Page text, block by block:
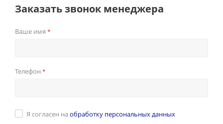
Заказать звонок менеджера
Ваше имя *
Телефон *
Я согласен на обработку персональных данных